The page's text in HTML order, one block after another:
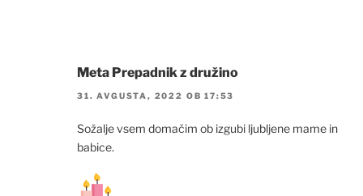
Meta Prepadnik z družino
31. AVGUSTA, 2022 OB 17:53
Sožalje vsem domačim ob izgubi ljubljene mame in
babice.